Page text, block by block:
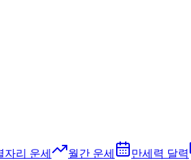
자리 운세 월간 운세 만세력 달력